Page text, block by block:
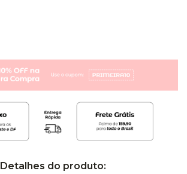
Detalhes do produto: